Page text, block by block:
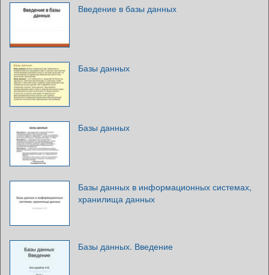
Введение в базы данных
Базы данных
Базы данных
Базы данных в информационных системах,
хранилища данных
Базы данных. Введение